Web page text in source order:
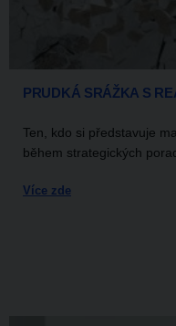
PRUDKÁ SRÁŽKA S
Ten, kdo si představuje
během strategických
Více zde